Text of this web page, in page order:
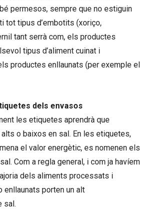
permesos, sempre que no estiguin
tot tipus d’embotits (xoriço,
tant serrà com, els productes
tipus d’aliment cuinat i
productes enllaunats (per exemple el
dels envasos
les etiquetes aprendrà que
o baixos en sal. En les etiquetes,
el valor energètic, es nomenen els
Com a regla general, i com ja havíem
dels aliments processats i
enllaunats porten un alt
sal.